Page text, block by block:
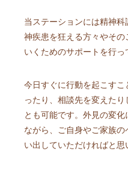
当ステーションには精神
神疾患を狂える方々やそ
いくためのサポートを行っ
今日すぐに行動を起こすこ
ったり、相談先を変えた
とも可能です。外見の変
ながら、ご自身やご家族
い出していただければと思